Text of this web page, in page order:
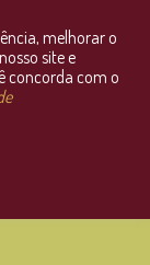
melhorar o
site e
concorda com o